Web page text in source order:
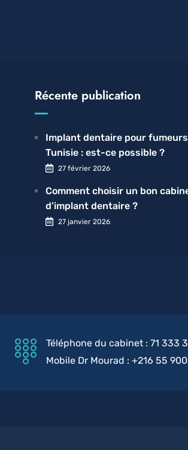
Récente publication
Implant dentaire pour
Tunisie : est-ce possible ?
27 février 2026
Comment choisir un bon
d’implant dentaire ?
27 janvier 2026
Téléphone du cabinet : 71 333
Mobile Dr Mourad : +216 55